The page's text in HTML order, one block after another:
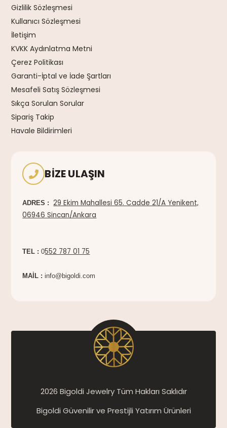
Gizlilik Sözleşmesi
Kullanıcı Sözleşmesi
İletişim
KVKK Aydınlatma Metni
Çerez Politikası
Garanti-İptal ve İade Şartları
Mesafeli Satış Sözleşmesi
Sıkça Sorulan Sorular
Sipariş Takip
Havale Bildirimleri
BIZE ULAŞIN
ADRES :
29 Ekim Mahallesi 65. Cadde 21/A Yenikent,
06946 Sincan/Ankara
TEL : 0552 787 01 75
MAİL :info@bigoldi.com
2026 Bigoldi Jewelry Tüm Hakları Saklıdır
Bigoldi Güvenilir ve Prestijli Yatırım Ürünleri